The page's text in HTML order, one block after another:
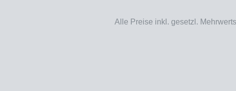
Alle Preise inkl. gesetzl.